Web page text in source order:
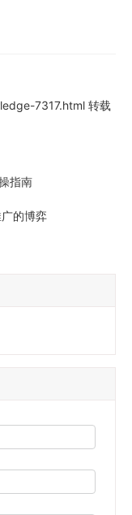
7317.html 转载
指南
的博弈